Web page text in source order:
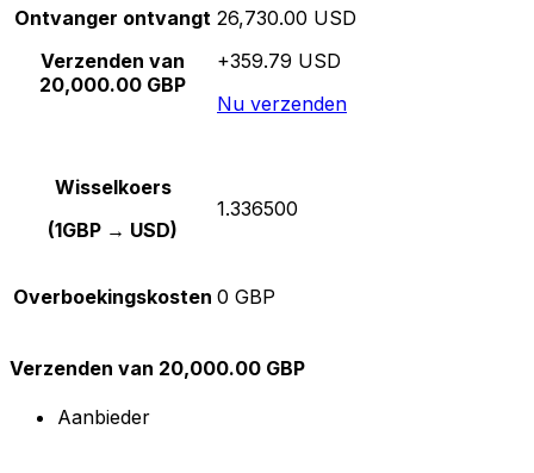
Ontvanger ontvangt
Verzenden van
20,000.00 GBP
26,730.00 USD
+359.79 USD
Nu verzenden
Wisselkoers
(1GBP → USD)
1.336500
Overboekingskosten 0 GBP
Verzenden van 20,000.00 GBP
Aanbieder